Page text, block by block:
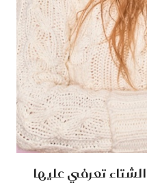
تعرفي عليها